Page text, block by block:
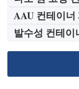
AAU 컨테이너
발수성 컨테이